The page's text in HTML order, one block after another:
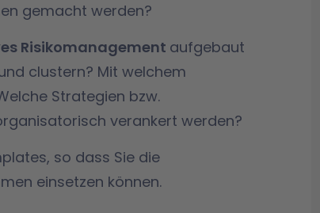
gemacht werden?
Risikomanagement aufgebaut
clustern? Mit welchem
Strategien bzw.
verankert werden?
so dass Sie die
einsetzen können.